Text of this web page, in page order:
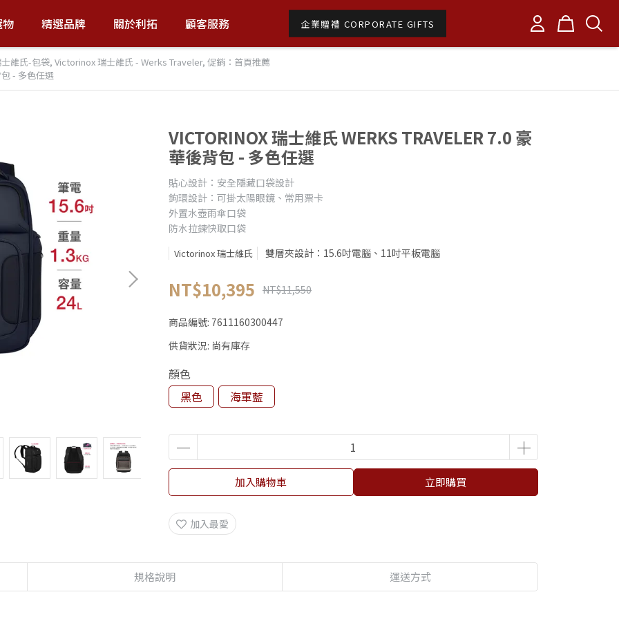
精選品牌 關於利拓 顧客服務 企業贈禮 CORPORATE GIFTS
維氏-包袋, Victorinox 瑞士維氏 - Werks Traveler, 促銷：首頁推薦
包 - 多色任選
VICTORINOX 瑞士維氏 WERKS TRAVELER 7.0 豪
華後背包 - 多色任選
貼心設計：安全隱藏口袋設計
鉤環設計：可掛太陽眼鏡、常用票卡
外置水壺雨傘口袋
防水拉鍊快取口袋
Victorinox 瑞士維氏 雙層夾設計：15.6吋電腦、11吋平板電腦
NT$10,395 NT$11,550
商品編號: 7611160300447
供貨狀況: 尚有庫存
顏色
黑色
海軍藍
加入購物車 立即購買
加入最愛
規格說明 運送方式